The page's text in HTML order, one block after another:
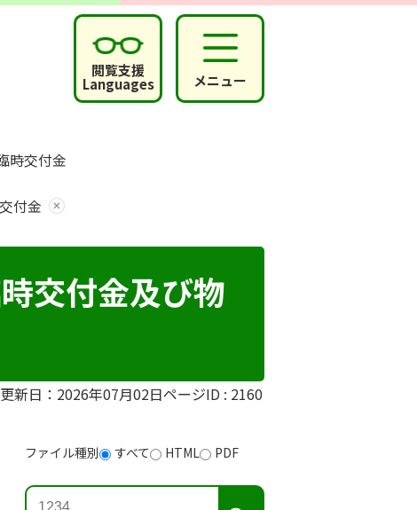
閲覧支援
Languages メニュー
時交付金
付金
交付金及び物
更新日：2026年07月02日ページID : 2160
ファイル種別 すべて HTML PDF